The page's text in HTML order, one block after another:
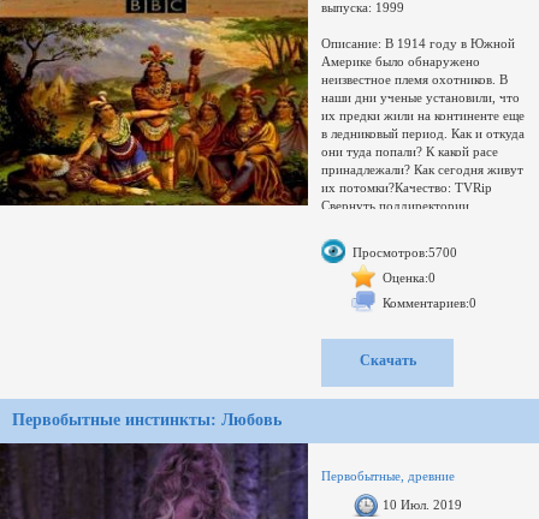
выпуска: 1999
Описание: В 1914 году в Южной
Америке было обнаружено
неизвестное племя охотников. В
наши дни ученые установили, что
их предки жили на континенте еще
в ледниковый период. Как и откуда
они туда попали? К какой расе
принадлежали? Как сегодня живут
их потомки?Качество: TVRip
Свернуть поддиректории
Переключить
Увел./умен. окно
загружается...
Просмотров:5700
Оценка:0
Комментариев:0
Скачать
Первобытные инстинкты: Любовь
Первобытные, древние
10 Июл. 2019